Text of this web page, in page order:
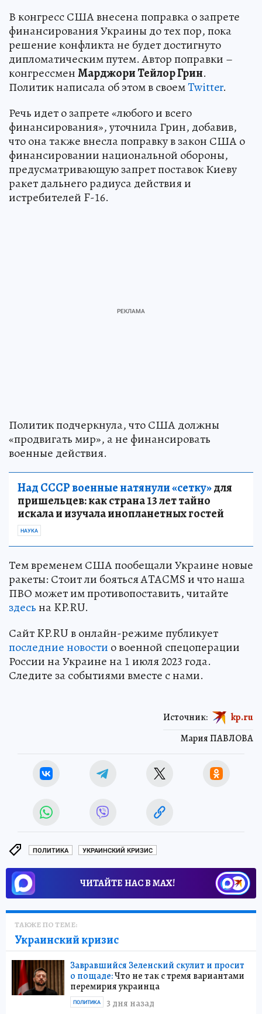
В конгресс США внесена поправка о запрете
финансирования Украины до тех пор, пока
решение конфликта не будет достигнуто
дипломатическим путем. Автор поправки –
конгрессменМарджори Тейлор Грин.
Политик написала об этом в своемTwitter.
Речь идет о запрете «любого и всего
финансирования», уточнила Грин, добавив,
что она также внесла поправку в закон США о
финансировании национальной обороны,
предусматривающую запрет поставок Киеву
ракет дальнего радиуса действия и
истребителей F-16.
Политик подчеркнула, что США должны
«продвигать мир», а не финансировать
военные действия.
Над СССР военные натянули «сетку»для
пришельцев: как страна 13 лет тайно
искала и изучала инопланетных гостей
НАУКА
Тем временем США пообещали Украине новые
ракеты: Стоит ли бояться ATACMS и что наша
ПВО может им противопоставить, читайте
здесьна KP.RU.
Сайт KP.RU в онлайн-режиме публикует
последние новости о военной спецоперации
России на Украине на 1 июля 2023 года.
Следите за событиями вместе с нами.
Мария ПАВЛОВА
Источник: kp.ru
ПОЛИТИКА УКРАИНСКИЙ КРИЗИС
ЧИТАЙТЕ НАС В МАХ!
ТАКЖЕ ПО ТЕМЕ:
Украинский кризис
Завравшийся Зеленский скулит и просит
о пощаде:Что не так с тремя вариантами
перемирия украинца
3 дня назад
ПОЛИТИКА